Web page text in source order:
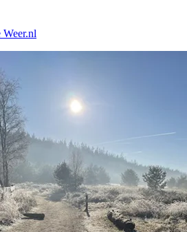
Weer.nl